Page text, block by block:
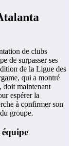
de clubs
de surpasser ses
de la Ligue des
qui a montré
doit maintenant
espérer la
à confirmer son
groupe.
équipe